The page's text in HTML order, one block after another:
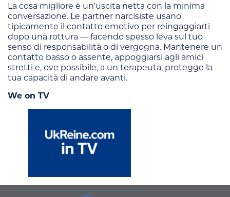
La cosa migliore è un’uscita netta con la minima
conversazione. Le partner narcisiste usano
tipicamente il contatto emotivo per reingaggiarti
dopo una rottura — facendo spesso leva sul tuo
senso di responsabilità o di vergogna. Mantenere un
contatto basso o assente, appoggiarsi agli amici
stretti e, ove possibile, a un terapeuta, protegge la
tua capacità di andare avanti.
We on TV